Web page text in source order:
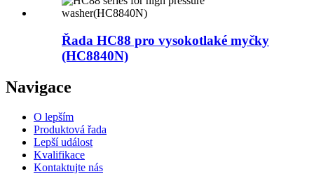
Řada HC88 pro vysokotlaké myčky
(HC8840N)
Navigace
O lepším
Produktová řada
Lepší událost
Kvalifikace
Kontaktujte nás